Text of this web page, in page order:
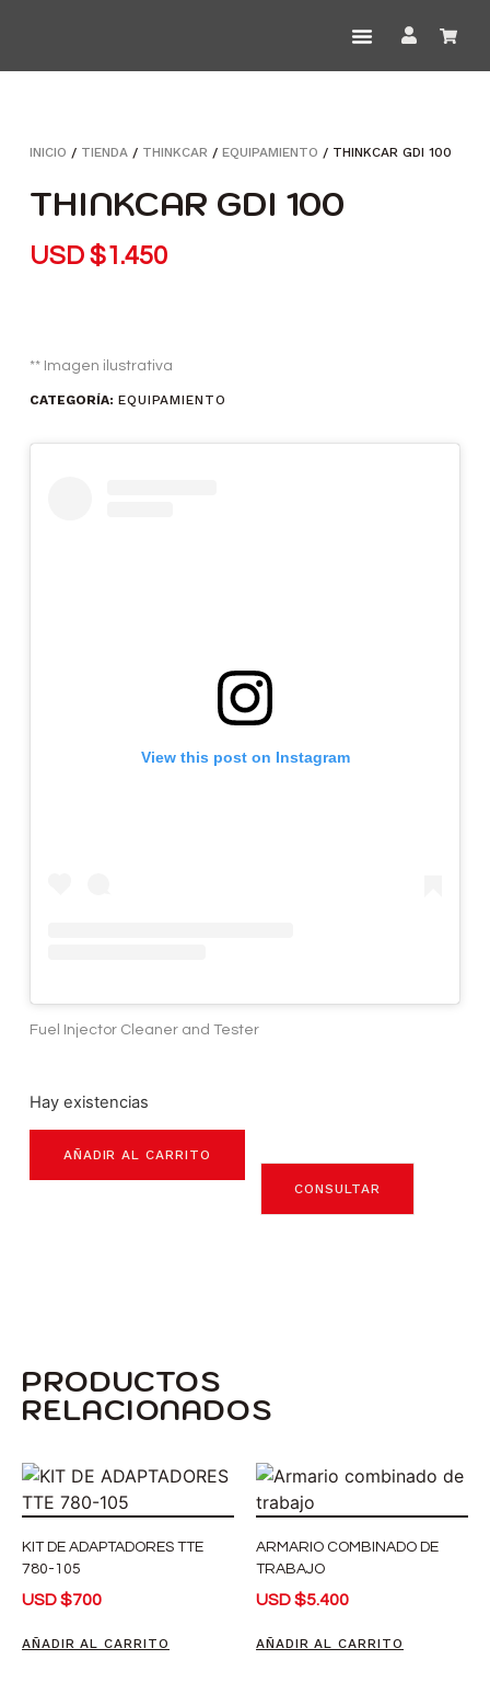
INICIO / TIENDA / THINKCAR / EQUIPAMIENTO / THINKCAR GDI 100
THINKCAR GDI 100
USD $1.450
** Imagen ilustrativa
CATEGORÍA: EQUIPAMIENTO
View this post on Instagram
Fuel Injector Cleaner and Tester
Hay existencias
AÑADIR AL CARRITO
CONSULTAR
PRODUCTOS
RELACIONADOS
KIT DE ADAPTADORES TTE
780-105
USD$700
AÑADIR AL CARRITO
ARMARIO COMBINADO DE
TRABAJO
USD$5.400
AÑADIR AL CARRITO